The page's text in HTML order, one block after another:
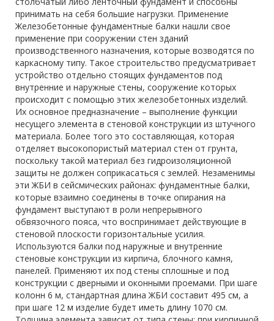
принимать на себя большие нагрузки. Применение
Железобетонные фундаментные балки нашли свое
применение при сооружении стен зданий
производственного назначения, которые возводятся по
каркасному типу. Такое строительство предусматривает
устройство отдельно стоящих фундаментов под
внутренние и наружные стены, сооружение которых
происходит с помощью этих железобетонных изделий.
Их основное предназначение – выполнение функции
несущего элемента в стеновой конструкции из штучного
материала. Более того это составляющая, которая
отделяет высокопористый материал стен от грунта,
поскольку такой материал без гидроизоляционной
защиты не должен соприкасаться с землей. Незаменимы
эти ЖБИ в сейсмических районах: фундаментные балки,
которые взаимно соединены в точке опирания на
фундамент выступают в роли непрерывного
обвязочного пояса, что воспринимает действующие в
стеновой плоскости горизонтальные усилия.
Используются балки под наружные и внутренние
стеновые конструкции из кирпича, блочного камня,
панелей. Применяют их под стены сплошные и под
конструкции с дверными и оконными проемами. При шаге
колонн 6 м, стандартная длина ЖБИ составит 495 см, а
при шаге 12 м изделие будет иметь длину 1070 см.